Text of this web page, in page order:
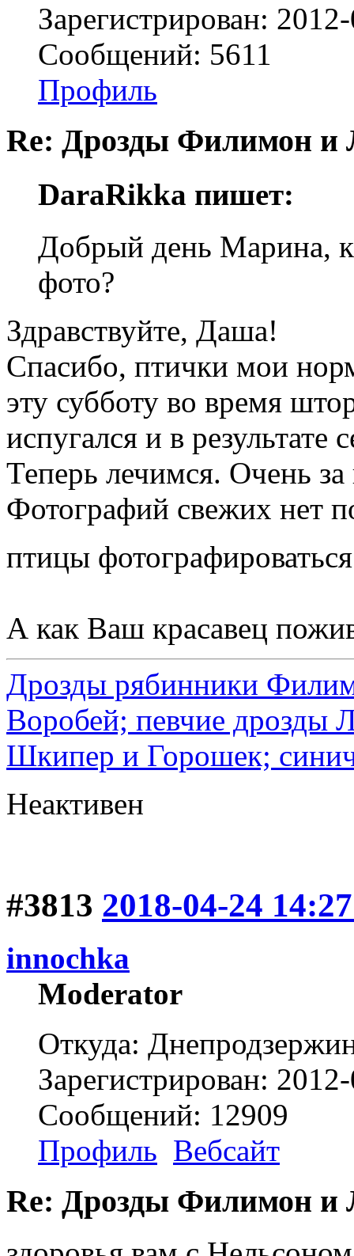
Зарегистрирован:
Сообщений: 5611
Профиль
Re: Дрозды Филимон и
DaraRikka пишет:
Добрый день Марина,
фото?
Здравствуйте, Даша!
Спасибо, птички мои
эту субботу во время
испугался и в результате
Теперь лечимся. Очень
Фотографий свежих нет
птицы
А как Ваш красавец
Дрозды рябинники
Воробей; певчие дрозды
Шкипер и Горошек;
Неактивен
#3813 2018-04-24
innochka
Moderator
Откуда:
Зарегистрирован:
Сообщений: 12909
Профиль Вебсайт
Re: Дрозды Филимон и